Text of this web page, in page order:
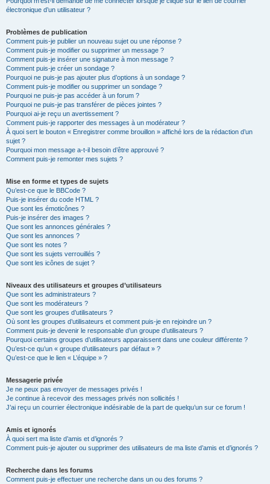
électronique d’un utilisateur ?
Problèmes de publication
Comment puis-je publier un nouveau sujet ou une réponse ?
Comment puis-je modifier ou supprimer un message ?
Comment puis-je insérer une signature à mon message ?
Comment puis-je créer un sondage ?
Pourquoi ne puis-je pas ajouter plus d’options à un sondage ?
Comment puis-je modifier ou supprimer un sondage ?
Pourquoi ne puis-je pas accéder à un forum ?
Pourquoi ne puis-je pas transférer de pièces jointes ?
Pourquoi ai-je reçu un avertissement ?
Comment puis-je rapporter des messages à un modérateur ?
À quoi sert le bouton « Enregistrer comme brouillon » affiché lors de la rédaction d’un
sujet ?
Pourquoi mon message a-t-il besoin d’être approuvé ?
Comment puis-je remonter mes sujets ?
Mise en forme et types de sujets
Qu’est-ce que le BBCode ?
Puis-je insérer du code HTML ?
Que sont les émoticônes ?
Puis-je insérer des images ?
Que sont les annonces générales ?
Que sont les annonces ?
Que sont les notes ?
Que sont les sujets verrouillés ?
Que sont les icônes de sujet ?
Niveaux des utilisateurs et groupes d’utilisateurs
Que sont les administrateurs ?
Que sont les modérateurs ?
Que sont les groupes d’utilisateurs ?
Où sont les groupes d’utilisateurs et comment puis-je en rejoindre un ?
Comment puis-je devenir le responsable d’un groupe d’utilisateurs ?
Pourquoi certains groupes d’utilisateurs apparaissent dans une couleur différente ?
Qu’est-ce qu’un « groupe d’utilisateurs par défaut » ?
Qu’est-ce que le lien « L’équipe » ?
Messagerie privée
Je ne peux pas envoyer de messages privés !
Je continue à recevoir des messages privés non sollicités !
J’ai reçu un courrier électronique indésirable de la part de quelqu’un sur ce forum !
Amis et ignorés
À quoi sert ma liste d’amis et d’ignorés ?
Comment puis-je ajouter ou supprimer des utilisateurs de ma liste d’amis et d’ignorés ?
Recherche dans les forums
Comment puis-je effectuer une recherche dans un ou des forums ?